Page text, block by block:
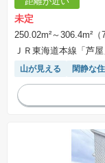
未定
250.02m²～306.4m²（
ＪＲ東海道本線「芦
山が見える 閑静な